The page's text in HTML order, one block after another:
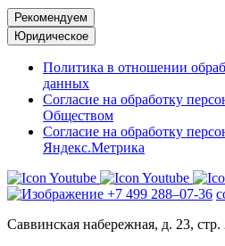
Рекомендуем
Юридическое
Политика в отношении
данных
Согласие на обработку
Обществом
Согласие на обработку
Яндекс.Метрика
+7 499 288–07-36
Саввинская набережная, д. 23, стр.